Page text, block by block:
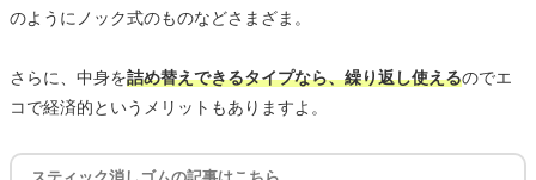
のようにノック式のものなどさまざま。
さらに、中身を詰め替えできるタイプなら、繰り返し使えるのでエ
コで経済的というメリットもありますよ。